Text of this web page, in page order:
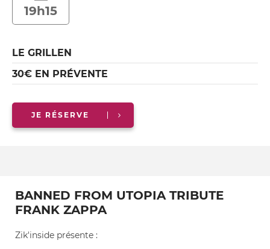
19h15
LE GRILLEN
30€ EN PRÉVENTE
JE RÉSERVE
BANNED FROM UTOPIA TRIBUTE
FRANK ZAPPA
Zik'inside présente :